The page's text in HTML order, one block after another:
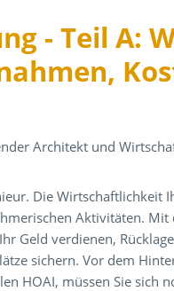
- Teil A:
Architekt und
Die Wirtschaftlichkeit
Aktivitäten.
Geld verdienen,
sichern. Vor dem
HOAI, müssen Sie sich